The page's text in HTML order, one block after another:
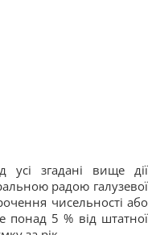
усі згадані вище дії
радою галузевої
чисельності або
понад 5 % від штатної